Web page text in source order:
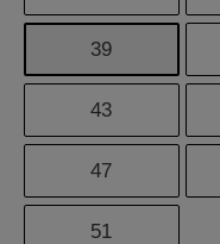
39
43
47
51